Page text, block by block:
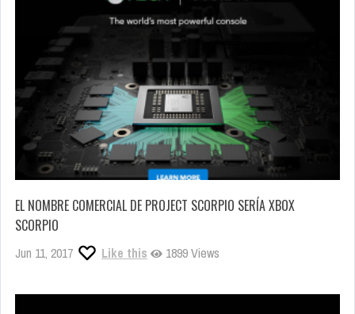
EL NOMBRE COMERCIAL DE PROJECT SCORPIO SERÍA XBOX
SCORPIO
Jun 11, 2017 Like this 1899 Views